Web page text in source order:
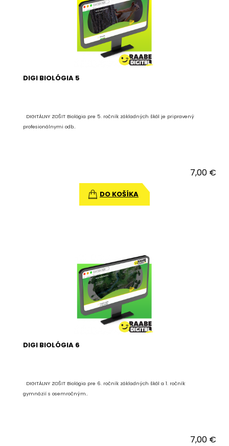
DIGI BIOLÓGIA 5
DIGITÁLNY ZOŠIT Biológia pre 5. ročník základných škôl je pripravený
profesionálnymi odb..
7,00 €
DO KOŠÍKA
DIGI BIOLÓGIA 6
DIGITÁLNY ZOŠIT Biológia pre 6. ročník základných škôl a 1. ročník
gymnázií s osemročným..
7,00 €